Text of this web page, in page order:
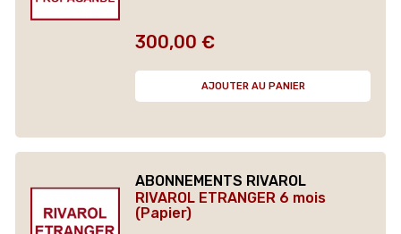
Prix
300,00 €
AJOUTER AU PANIER
ABONNEMENTS RIVAROL
RIVAROL ETRANGER 6 mois
(Papier)